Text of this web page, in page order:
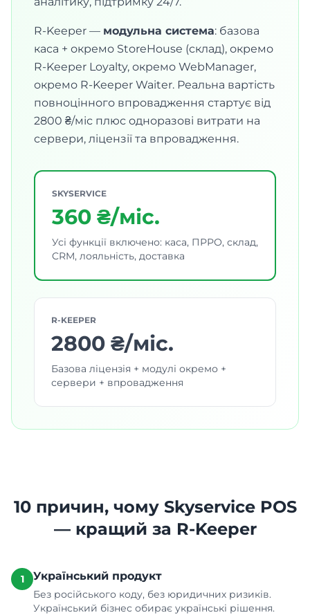
R-Keeper — модульна система: базова
каса + окремо StoreHouse (склад), окремо
R-Keeper Loyalty, окремо WebManager,
окремо R-Keeper Waiter. Реальна вартість
повноцінного впровадження стартує від
2800 ₴/міс плюс одноразові витрати на
сервери, ліцензії та впровадження.
SKYSERVICE
360 ₴/міс.
Усі функції включено: каса, ПРРО, склад,
CRM, лояльність, доставка
R-KEEPER
2800 ₴/міс.
Базова ліцензія + модулі окремо +
сервери + впровадження
10 причин, чому Skyservice POS
— кращий за R-Keeper
1 Український продукт
Без російського коду, без юридичних ризиків.
Український бізнес обирає українські рішення.